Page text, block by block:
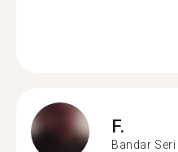
F.
Bandar